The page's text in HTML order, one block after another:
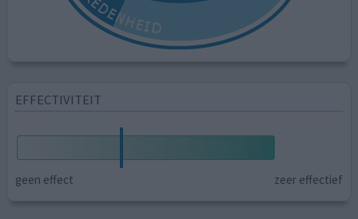
EFFECTIVITEIT
geen effect zeer effectief